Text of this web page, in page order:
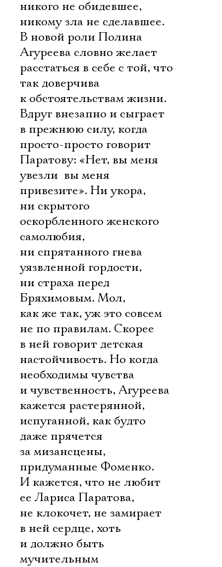
никого не обидевшее,
никому зла не сделавшее.
В новой роли Полина
Агуреева словно желает
расстаться в себе с той, что
так доверчива
к обстоятельствам жизни.
Вдруг внезапно и сыграет
в прежнюю силу, когда
просто-просто говорит
Паратову: «Нет, вы меня
увезли  вы меня
привезите». Ни укора,
ни скрытого
оскорбленного женского
самолюбия,
ни спрятанного гнева
уязвленной гордости,
ни страха перед
Бряхимовым. Мол,
как же так, уж это совсем
не по правилам. Скорее
в ней говорит детская
настойчивость. Но когда
необходимы чувства
и чувственность, Агуреева
кажется растерянной,
испуганной, как будто
даже прячется
за мизансцены,
придуманные Фоменко.
И кажется, что не любит
ее Лариса Паратова,
не клокочет, не замирает
в ней сердце, хоть
и должно быть
мучительным